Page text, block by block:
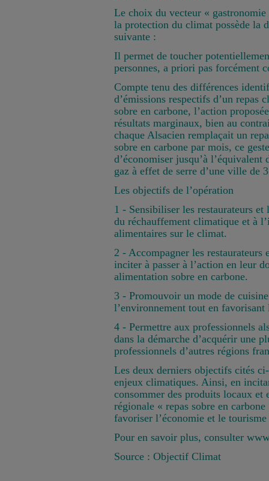
Le choix du vecteur «
la protection du climat possède la
suivante :
Il permet de toucher
personnes, a priori pas forcément
Compte tenu des différences
d’émissions respectifs d’un repas
sobre en carbone, l’action
résultats marginaux, bien au
chaque Alsacien remplaçait un
sobre en carbone par mois, ce
d’économiser jusqu’à l’équivalent
gaz à effet de serre d’une ville de
Les objectifs de l’opération
1 - Sensibiliser les restaurateurs
du réchauffement climatique et à
alimentaires sur le climat.
2 - Accompagner les restaurateurs
inciter à passer à l’action en leur
alimentation sobre en carbone.
3 - Promouvoir un mode de
l’environnement tout en favorisant
4 - Permettre aux professionnels
dans la démarche d’acquérir une
professionnels d’autres régions
Les deux derniers objectifs cités
enjeux climatiques. Ainsi, en
consommer des produits locaux et
régionale « repas sobre en
favoriser l’économie et le
Pour en savoir plus, consulter
Source : Objectif Climat